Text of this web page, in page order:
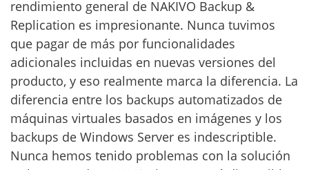
rendimiento general de NAKIVO Backup &
Replication es impresionante. Nunca tuvimos
que pagar de más por funcionalidades
adicionales incluidas en nuevas versiones del
producto, y eso realmente marca la diferencia. La
diferencia entre los backups automatizados de
máquinas virtuales basados en imágenes y los
backups de Windows Server es indescriptible.
Nunca hemos tenido problemas con la solución